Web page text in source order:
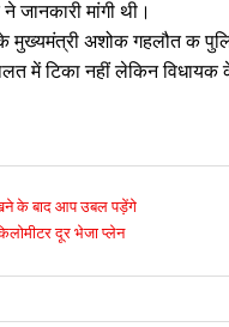
जानकारी मांगी थी।
मुख्यमंत्री अशोक गहलौत क
में टिका नहीं लेकिन विधायक
के बाद आप उबल पड़ेंगे
दूर भेजा प्लेन